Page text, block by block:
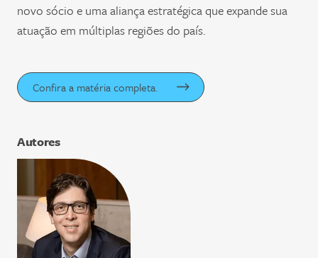
Autores
novo sócio e uma aliança estratégica que expande sua
atuação em múltiplas regiões do país.
Confira a matéria completa.